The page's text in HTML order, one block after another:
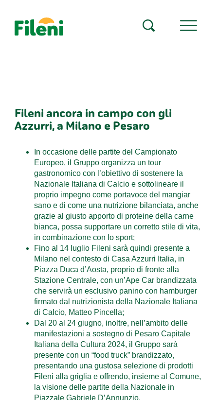
Fileni ancora in campo con gli
Azzurri, a Milano e Pesaro
In occasione delle partite del Campionato
Europeo, il Gruppo organizza un tour
gastronomico con l’obiettivo di sostenere la
Nazionale Italiana di Calcio e sottolineare il
proprio impegno come portavoce del mangiar
sano e di come una nutrizione bilanciata, anche
grazie al giusto apporto di proteine della carne
bianca, possa supportare un corretto stile di vita,
in combinazione con lo sport;
Fino al 14 luglio Fileni sarà quindi presente a
Milano nel contesto di Casa Azzurri Italia, in
Piazza Duca d’Aosta, proprio di fronte alla
Stazione Centrale, con un’Ape Car brandizzata
che servirà un esclusivo panino con hamburger
firmato dal nutrizionista della Nazionale Italiana
di Calcio, Matteo Pincella;
Dal 20 al 24 giugno, inoltre, nell’ambito delle
manifestazioni a sostegno di Pesaro Capitale
Italiana della Cultura 2024, il Gruppo sarà
presente con un “food truck” brandizzato,
presentando una gustosa selezione di prodotti
Fileni alla griglia e offrendo, insieme al Comune,
la visione delle partite della Nazionale in
Piazzale Gabriele D’Annunzio.